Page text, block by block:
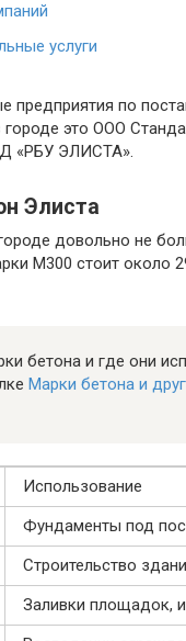
услуги
предприятия по
это ООО
«РБУ ЭЛИСТА».
Элиста
довольно не
М300 стоит около
бетона и где они
Марки бетона и
Использование
Фундаменты под
Строительство
Заливки площадок,